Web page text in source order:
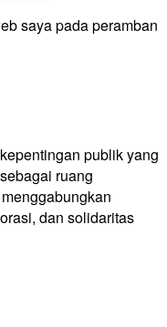
saya pada peramban
publik yang
ruang
dan solidaritas